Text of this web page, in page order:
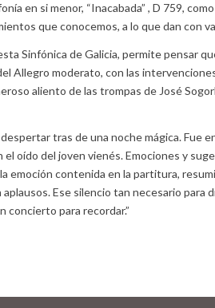
si menor, “Inacabada” , D 759, como
que conocemos, a lo que dan con
Sinfónica de Galicia, permite pensar
Allegro moderato, con las
aliento de las trompas de José
tras de una noche mágica. Fue
oído del joven vienés. Emociones y
contenida en la partitura,
Ese silencio tan necesario para
para recordar.”